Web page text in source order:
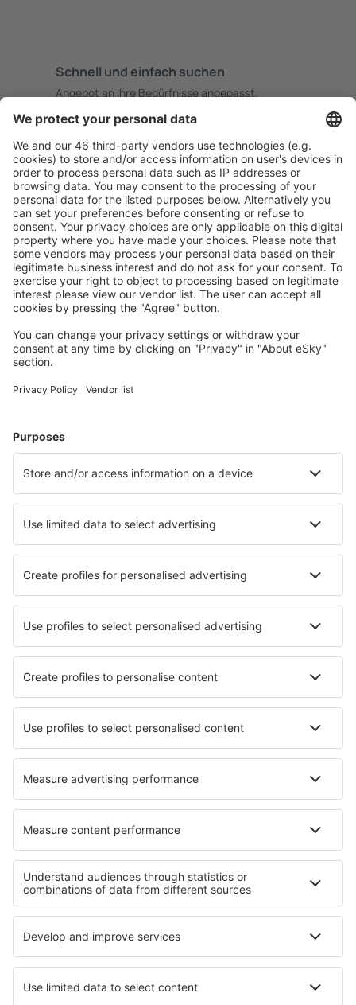
Schnell und einfach suchen
Angebot an Ihre Bedürfnisse angepasst.
Sicher planen
Buchen ohne Sorgen mit einer kostenlosen
Stornierungsoption.
Mehr sparen
Attraktive Preise und Spezialangebote für eingeloggte
Benutzer.
Unterkünfte, die Sie mögen
Wählen Sie aus über 1,3 Millionen Unterkünften: Hotels,
Meist gesuchte Hotels von eSky-Nutzern
Hotels in Lugano Hotels in Zermatt Hotels in Zürich
Hotels in Churwalden Hotels in Vira Hotels in Arosa
Hotels in Evolène Hotels in Ernen
Die besten Hotels - Städte
Hotels in Edenvale Hotels in Mathis
Hotels in Chapareillan Hotels in Oranienbaum-Wörlitz
Hotels in Campan Hotels in Parsberg
Hotels in Montmain
Die besten Hotels - Regionen
Hotels in Zermatt Hotels in Davos-Klosters
Hotels in Saas-Fee Hotels in St. Moritz
Hotels in Jungfrau Hotels in Saxony Hotels in Langkawi
Hotels in Antioquia Hotels in der Grand Canyon Region
Hotels in San Antonio Bay